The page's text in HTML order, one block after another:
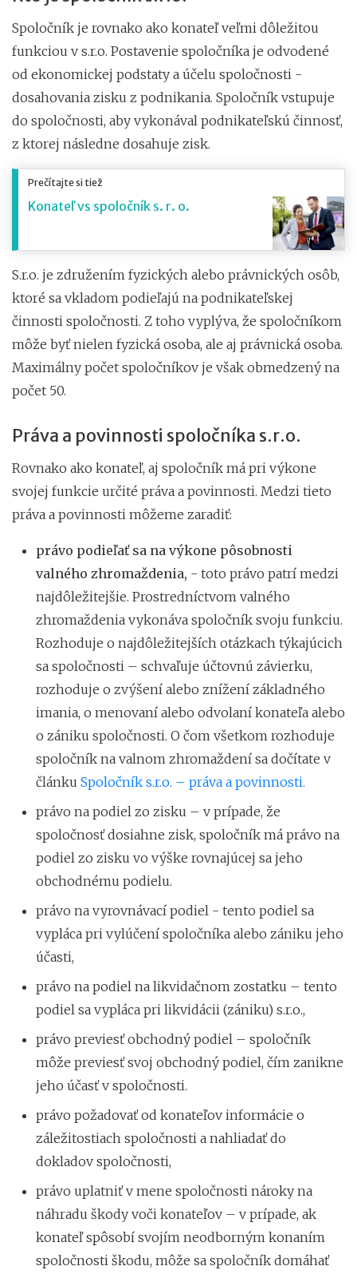
Spoločník je rovnako ako konateľ veľmi dôležitou
funkciou v s.r.o. Postavenie spoločníka je odvodené
od ekonomickej podstaty a účelu spoločnosti -
dosahovania zisku z podnikania. Spoločník vstupuje
do spoločnosti, aby vykonával podnikateľskú činnosť,
z ktorej následne dosahuje zisk.
Prečítajte si tiež
Konateľ vs spoločník s. r. o.
S.r.o. je združením fyzických alebo právnických osôb,
ktoré sa vkladom podieľajú na podnikateľskej
činnosti spoločnosti. Z toho vyplýva, že spoločníkom
môže byť nielen fyzická osoba, ale aj právnická osoba.
Maximálny počet spoločníkov je však obmedzený na
počet 50.
Práva a povinnosti spoločníka s.r.o.
Rovnako ako konateľ, aj spoločník má pri výkone
svojej funkcie určité práva a povinnosti. Medzi tieto
práva a povinnosti môžeme zaradiť:
právo podieľať sa na výkone pôsobnosti
valného zhromaždenia, - toto právo patrí medzi
najdôležitejšie. Prostredníctvom valného
zhromaždenia vykonáva spoločník svoju funkciu.
Rozhoduje o najdôležitejších otázkach týkajúcich
sa spoločnosti – schvaľuje účtovnú závierku,
rozhoduje o zvýšení alebo znížení základného
imania, o menovaní alebo odvolaní konateľa alebo
o zániku spoločnosti. O čom všetkom rozhoduje
spoločník na valnom zhromaždení sa dočítate v
článku Spoločník s.r.o. – práva a povinnosti.
právo na podiel zo zisku – v prípade, že
spoločnosť dosiahne zisk, spoločník má právo na
podiel zo zisku vo výške rovnajúcej sa jeho
obchodnému podielu.
právo na vyrovnávací podiel - tento podiel sa
vypláca pri vylúčení spoločníka alebo zániku jeho
účasti,
právo na podiel na likvidačnom zostatku – tento
podiel sa vypláca pri likvidácii (zániku) s.r.o.,
právo previesť obchodný podiel – spoločník
môže previesť svoj obchodný podiel, čím zanikne
jeho účasť v spoločnosti.
právo požadovať od konateľov informácie o
záležitostiach spoločnosti a nahliadať do
dokladov spoločnosti,
právo uplatniť v mene spoločnosti nároky na
náhradu škody voči konateľov – v prípade, ak
konateľ spôsobí svojím neodborným konaním
spoločnosti škodu, môže sa spoločník domáhať